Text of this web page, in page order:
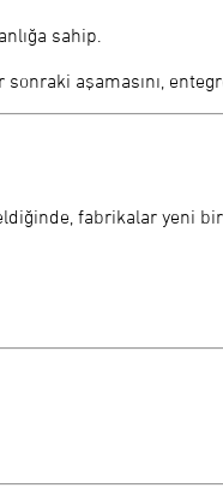
sahip.
aşamasını, entegre
fabrikalar yeni